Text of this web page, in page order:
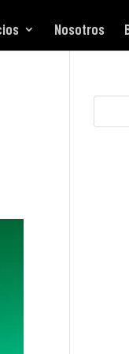
Nosotros